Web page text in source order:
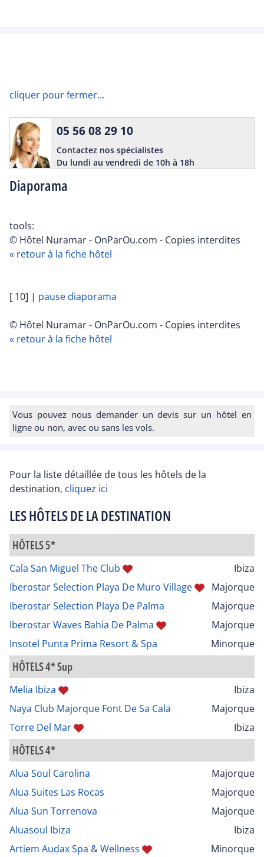
cliquer pour fermer...
Diaporama
05 56 08 29 10
Contactez nos spécialistes
Du lundi au vendredi de 10h à 18h
tools:
© Hôtel Nuramar - OnParOu.com - Copies interdites
« retour à la fiche hôtel
[ 10] | pause diaporama
© Hôtel Nuramar - OnParOu.com - Copies interdites
« retour à la fiche hôtel
Vous pouvez nous demander un devis sur un hôtel en
ligne ou non, avec ou sans les vols.
Pour la liste détaillée de tous les hôtels de la
destination, cliquez ici
LES HÔTELS DE LA DESTINATION
HÔTELS 5*
Cala San Miguel The Club
Ibiza
Iberostar Selection Playa De Muro Village
Majorque
Iberostar Selection Playa De Palma
Majorque
Iberostar Waves Bahia De Palma
Majorque
Insotel Punta Prima Resort & Spa
Minorque
HÔTELS 4* Sup
Melia Ibiza
Ibiza
Naya Club Majorque Font De Sa Cala
Majorque
Torre Del Mar
Ibiza
HÔTELS 4*
Alua Soul Carolina
Majorque
Alua Suites Las Rocas
Majorque
Alua Sun Torrenova
Majorque
Aluasoul Ibiza
Ibiza
Artiem Audax Spa & Wellness
Minorque